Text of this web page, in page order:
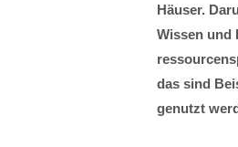
Häuser.
Wissen und
das sind
genutzt